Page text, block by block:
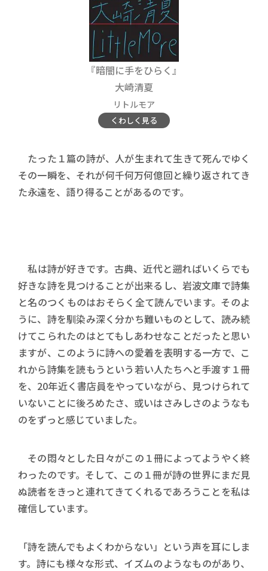
『暗闇に手をひらく』
大崎清夏
リトルモア
くわしく見る
たった１篇の詩が、人が生まれて生きて死んでゆく
その一瞬を、それが何千何万何億回と繰り返されてき
た永遠を、語り得ることがあるのです。
私は詩が好きです。古典、近代と遡ればいくらでも
好きな詩を見つけることが出来るし、岩波文庫で詩集
と名のつくものはおそらく全て読んでいます。そのよ
うに、詩を馴染み深く分かち難いものとして、読み続
けてこられたのはとてもしあわせなことだったと思い
ますが、このように詩への愛着を表明する一方で、こ
れから詩集を読もうという若い人たちへと手渡す１冊
を、20年近く書店員をやっていながら、見つけられて
いないことに後ろめたさ、或いはさみしさのようなも
のをずっと感じていました。
その悶々とした日々がこの１冊によってようやく終
わったのです。そして、この１冊が詩の世界にまだ見
ぬ読者をきっと連れてきてくれるであろうことを私は
確信しています。
「詩を読んでもよくわからない」という声を耳にしま
す。詩にも様々な形式、イズムのようなものがあり、